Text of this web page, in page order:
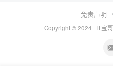
免责声明
Copyright © 2024 · IT宝哥